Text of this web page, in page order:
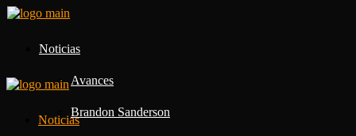
Noticias
Avances
Brandon Sanderson
Noticias